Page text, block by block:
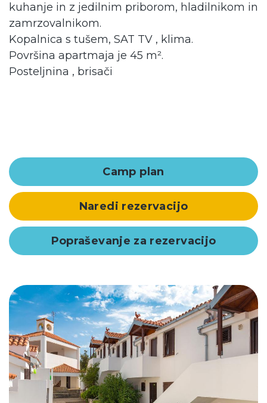
kuhanje in z jedilnim priborom, hladilnikom in
zamrzovalnikom.
Kopalnica s tušem, SAT TV , klima.
Površina apartmaja je 45 m².
Posteljnina , brisači
Camp plan
Naredi rezervacijo
Popraševanje za rezervacijo